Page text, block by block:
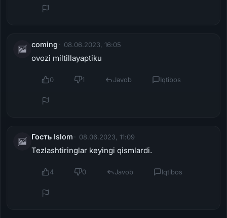
coming 08.06.2023, 16:05
ovozi miltillayaptiku
0 1 Javob Iqtibos
Гость Islom 08.06.2023, 11:09
Tezlashtiringlar keyingi qismlardi.
4 0 Javob Iqtibos